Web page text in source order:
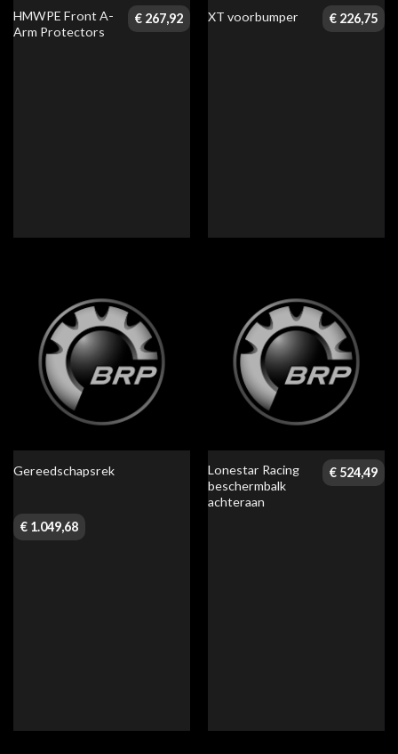
HMWPE Front A-
Arm Protectors
€ 267,92 XT voorbumper € 226,75
Gereedschapsrek
€1.049,68
Lonestar Racing
beschermbalk
achteraan
€ 524,49